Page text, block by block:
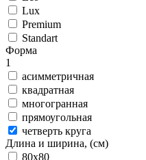
Lux
Premium
Standart
Форма
1
асимметричная
квадратная
многогранная
прямоугольная
четверть круга
Длина и ширина, (см)
80x80